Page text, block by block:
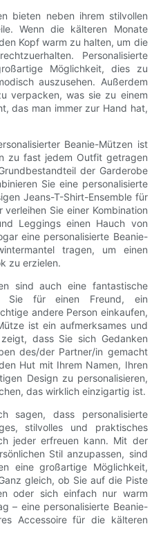
bieten neben ihrem stilvollen
Wenn die kälteren Monate
Kopf warm zu halten, um die
Personalisierte
Möglichkeit, dies zu
auszusehen. Außerdem
verpacken, was sie zu einem
das man immer zur Hand hat,
Beanie-Mützen ist
zu fast jedem Outfit getragen
der Garderobe
Sie eine personalisierte
Jeans-T-Shirt-Ensemble für
Sie einer Kombination
Leggings einen Hauch von
eine personalisierte Beanie-
tragen, um einen
zu erzielen.
sind auch eine fantastische
Sie für einen Freund, ein
andere Person einkaufen,
ist ein aufmerksames und
dass Sie sich Gedanken
des/der Partner/in gemacht
Hut mit Ihrem Namen, Ihren
Design zu personalisieren,
das wirklich einzigartig ist.
sagen, dass personalisierte
stilvolles und praktisches
jeder erfreuen kann. Mit der
Stil anzupassen, sind
eine großartige Möglichkeit,
gleich, ob Sie auf die Piste
oder sich einfach nur warm
– eine personalisierte Beanie-
Accessoire für die kälteren